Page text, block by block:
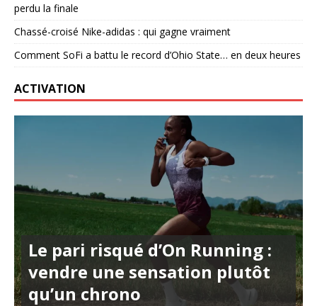
perdu la finale
Chassé-croisé Nike-adidas : qui gagne vraiment
Comment SoFi a battu le record d’Ohio State… en deux heures
ACTIVATION
Le pari risqué d’On Running :
vendre une sensation plutôt
qu’un chrono